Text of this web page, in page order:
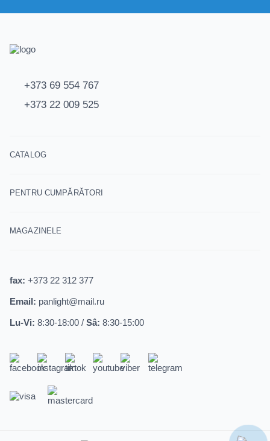
+373 69 554 767
+373 22 009 525
CATALOG
PENTRU CUMPĂRĂTORI
MAGAZINELE
fax: +373 22 312 377
Email: panlight@mail.ru
Lu-Vi: 8:30-18:00 / Sâ: 8:30-15:00